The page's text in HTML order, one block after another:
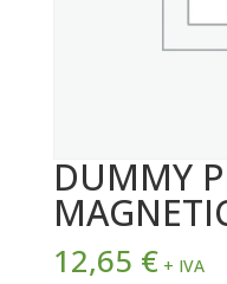
DUMMY
12,65 € + IVA